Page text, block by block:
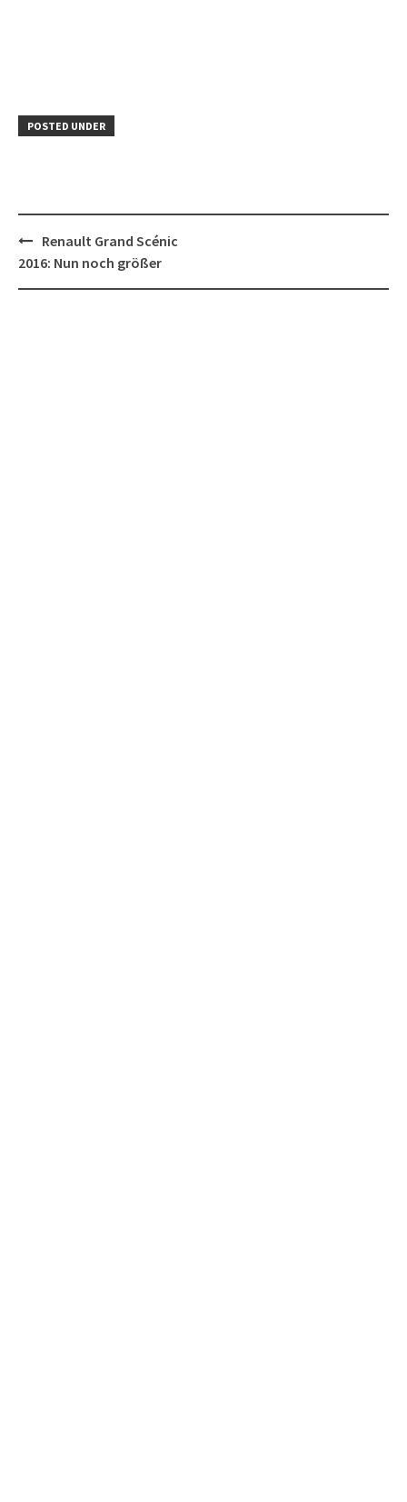
POSTED UNDER
Post
navigation
Renault Grand Scénic
2016: Nun noch größer